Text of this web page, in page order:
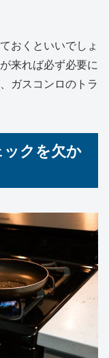
おくといいでしょ
来れば必ず必要に
ガスコンロのトラ
ックを欠か